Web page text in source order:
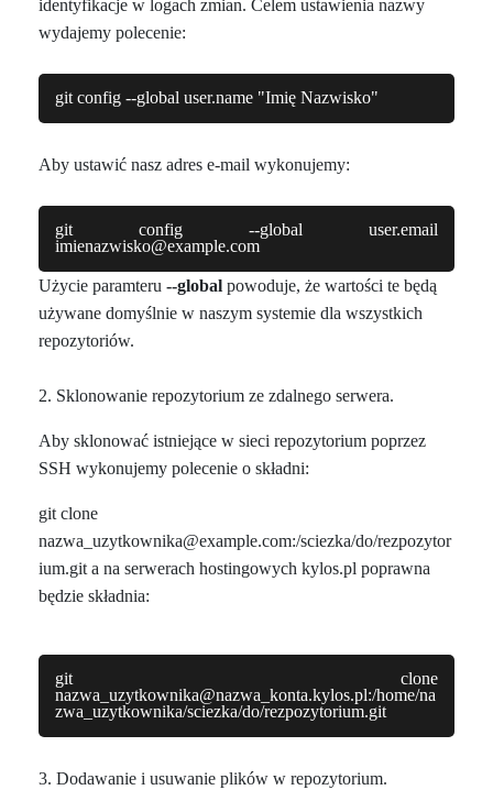
identyfikacje w logach zmian. Celem ustawienia nazwy
wydajemy polecenie:
git config --global user.name "Imię Nazwisko"
Aby ustawić nasz adres e-mail wykonujemy:
git config --global user.email
imienazwisko@example.com
Użycie paramteru --global powoduje, że wartości te będą
używane domyślnie w naszym systemie dla wszystkich
repozytoriów.
2. Sklonowanie repozytorium ze zdalnego serwera.
Aby sklonować istniejące w sieci repozytorium poprzez
SSH wykonujemy polecenie o składni:
git clone
nazwa_uzytkownika@example.com:/sciezka/do/rezpozytor
ium.git a na serwerach hostingowych kylos.pl poprawna
będzie składnia:
git clone
nazwa_uzytkownika@nazwa_konta.kylos.pl:/home/na
zwa_uzytkownika/sciezka/do/rezpozytorium.git
3. Dodawanie i usuwanie plików w repozytorium.